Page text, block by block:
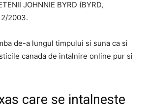
JOHNNIE BYRD (BYRD,
2003.
de-a lungul timpului si suna ca si
canada de intalnire online pur si
care se intalneste